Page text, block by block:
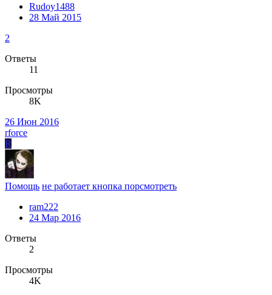
Rudoy1488
28 Май 2015
2
Ответы
11
Просмотры
8K
26 Июн 2016
rforce
R
Помощь не работает кнопка порсмотреть
ram222
24 Мар 2016
Ответы
2
Просмотры
4K